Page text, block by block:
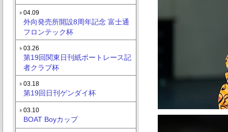
04.09
外向発売所開設8周年記念 富士通
フロンテック杯
03.26
第19回関東日刊紙ボートレース記
者クラブ杯
03.18
第19回日刊ゲンダイ杯
03.10
BOAT Boyカップ